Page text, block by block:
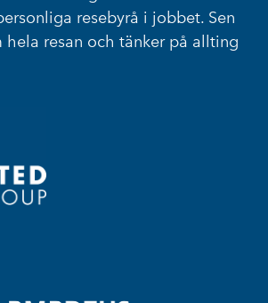
resebyrå i jobbet. Sen
hela resan och tänker på allting